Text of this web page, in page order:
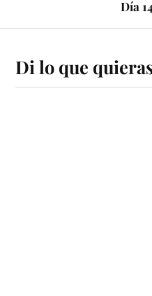
Día
Di lo que